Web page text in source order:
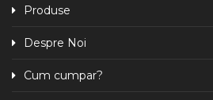
Produse
Despre Noi
Cum cumpar?